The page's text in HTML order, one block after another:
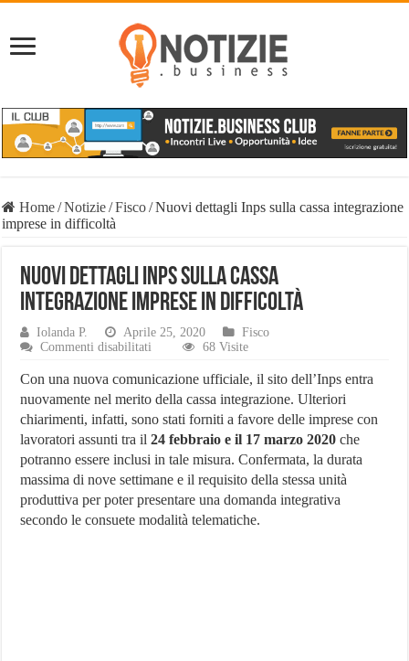
Home/Notizie/Fisco/Nuovi dettagli Inps sulla cassa integrazione
imprese in difficoltà
Nuovi dettagli Inps sulla cassa
integrazione imprese in difficoltà
Iolanda P. Aprile 25, 2020
Fisco
Commenti disabilitati
dettagli
sulla
cassa
integrazione
imprese
in
difficoltà
68 Visite
Con una nuova comunicazione ufficiale, il sito dell’Inps entra
nuovamente nel merito della cassa integrazione. Ulteriori
chiarimenti, infatti, sono stati forniti a favore delle imprese con
lavoratori assunti tra il24 febbraio e il 17 marzo 2020 che
potranno essere inclusi in tale misura. Confermata, la durata
massima di nove settimane e il requisito della stessa unità
produttiva per poter presentare una domanda integrativa
secondo le consuete modalità telematiche.